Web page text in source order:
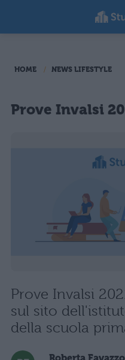
HOME NEWS LIFESTYLE
Prove Invalsi
Prove Invalsi
sul sito
della scuola